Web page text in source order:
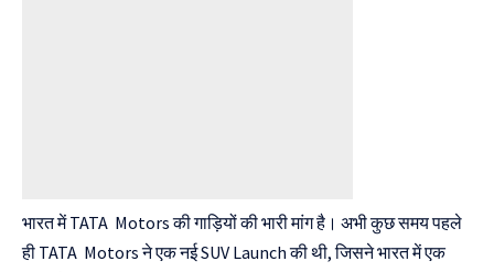
भारत में TATA Motors की गाड़ियों की भारी मांग है। अभी कुछ समय पहले
ही TATA Motors ने एक नई SUV Launch की थी, जिसने भारत में एक